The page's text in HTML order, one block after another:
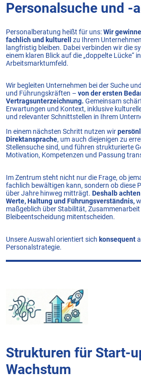
Personalsuche und -
Personalberatung heißt für uns:Wir
fachlich und kulturell zu Ihrem
langfristig bleiben. Dabei verbinden wir die
einem klaren Blick auf die „doppelte Lücke“
Arbeitsmarktumfeld.
Wir begleiten Unternehmen bei der Suche
und Führungskräften – von der ersten
Vertragsunterzeichnung. Gemeinsam
Erwartungen und Kontext, inklusive
und relevanter Schnittstellen in Ihrem
In einem nächsten Schritt nutzen wir
Direktansprache, um auch diejenigen zu
Stellensuche sind, und führen strukturierte
Motivation, Kompetenzen und Passung
Im Zentrum steht nicht nur die Frage, ob
fachlich bewältigen kann, sondern ob diese
über Jahre hinweg mitträgt. Deshalb
Werte, Haltung und Führungsverständnis,
maßgeblich über Stabilität, Zusammenarbeit
Bleibeentscheidung mitentscheiden.
Unsere Auswahl orientiert sich konsequent
Personalstrategie.
Strukturen für Start-
Wachstum